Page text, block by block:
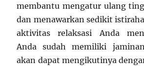
membantu mengatur ulang
dan menawarkan sedikit
aktivitas relaksasi Anda
Anda sudah memiliki
akan dapat mengikutinya